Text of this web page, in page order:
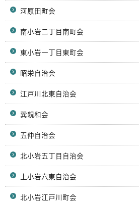
河原田町会
南小岩二丁目南町会
東小岩一丁目東町会
昭栄自治会
江戸川北東自治会
巽親和会
五仲自治会
北小岩五丁目自治会
上小岩六東自治会
北小岩江戸川町会